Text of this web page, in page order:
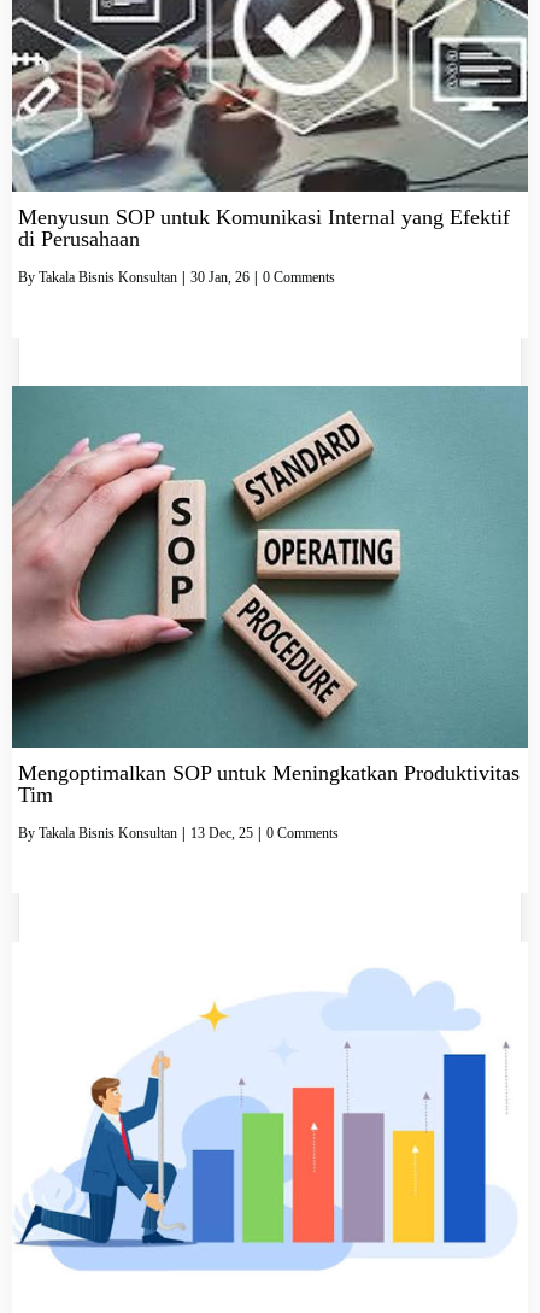
Menyusun SOP untuk Komunikasi Internal yang Efektif
di Perusahaan
By Takala Bisnis Konsultan 30 Jan, 26 0 Comments
Mengoptimalkan SOP untuk Meningkatkan Produktivitas
Tim
By Takala Bisnis Konsultan | 13 Dec, 25 | 0 Comments